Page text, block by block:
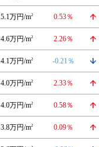
5.1万円/m2 0.53％
4.6万円/m2 2.26％
4.1万円/m2 -0.21％
4.0万円/m2 2.33％
4.0万円/m2 0.58％
3.8万円/m2 0.09％